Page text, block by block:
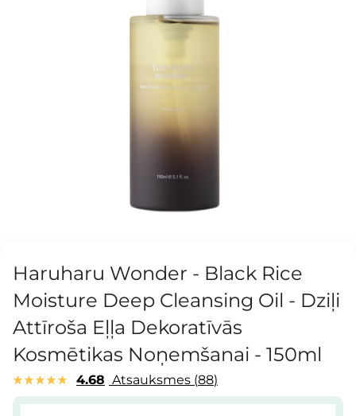
Haruharu Wonder - Black Rice
Moisture Deep Cleansing Oil - Dziļi
Attīroša Eļļa Dekoratīvās
Kosmētikas Noņemšanai - 150ml
4.68 Atsauksmes 88